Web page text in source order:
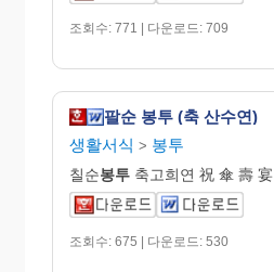
조회수: 771 | 다운로드: 709
팔순 봉투 (축 산수연)
생활서식 > 봉투
칠순봉투 축고희연 祝 傘 壽 宴
조회수: 675 | 다운로드: 530